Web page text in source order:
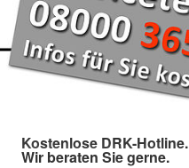
Kostenlose DRK-Hotline.
Wir beraten Sie gerne.